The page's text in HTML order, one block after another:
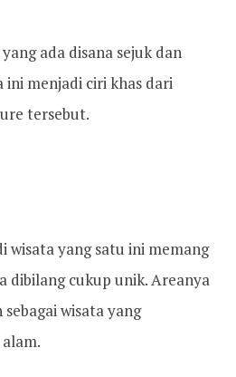
ada disana sejuk dan
ini menjadi ciri khas dari
tersebut.
wisata yang satu ini memang
dibilang cukup unik. Areanya
wisata yang